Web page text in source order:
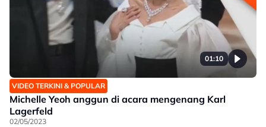
01:10
VIDEO TERKINI & POPULAR
Michelle Yeoh anggun di acara mengenang Karl
Lagerfeld
02/05/2023